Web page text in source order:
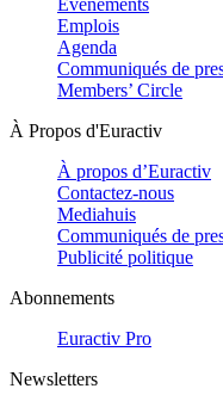
Evénements
Emplois
Agenda
Communiqués de
Members’ Circle
À Propos d'Euractiv
À propos d’Euractiv
Contactez-nous
Mediahuis
Communiqués de
Publicité politique
Abonnements
Euractiv Pro
Newsletters